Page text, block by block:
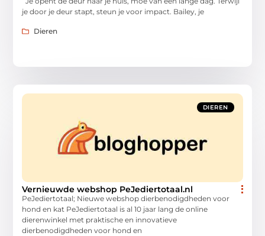
je door je deur stapt, steun je voor impact. Bailey, je
Dieren
DIEREN
Vernieuwde webshop PeJediertotaal.nl
PeJediertotaal; Nieuwe webshop dierbenodigdheden voor
hond en kat PeJediertotaal is al 10 jaar lang de online
dierenwinkel met praktische en innovatieve
dierbenodigdheden voor hond en